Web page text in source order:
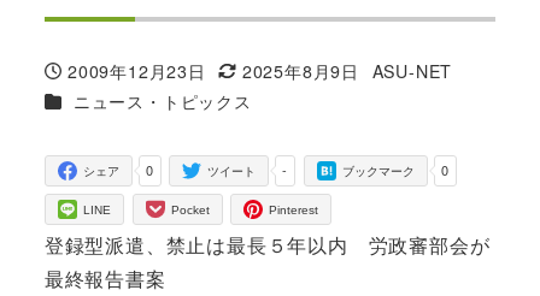
投稿日
2009年12月23日
更新日
2025年8月9日
著
ASU-NET
カテゴリー
ニュース・トピックス
0
シェア -
ツイート 0
ブックマーク
LINE Pocket Pinterest
登録型派遣、禁止は最長５年以内 労政審部会が
最終報告書案